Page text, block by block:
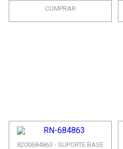
COMPRAR
8200684863 - SUPORTE BASE